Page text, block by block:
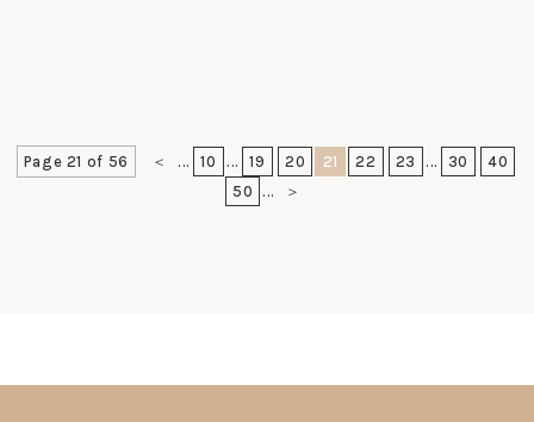
Page 21 of 56 ＜ ... 10 ... 19 20 21 22 23 ... 30
40
50
... ＞